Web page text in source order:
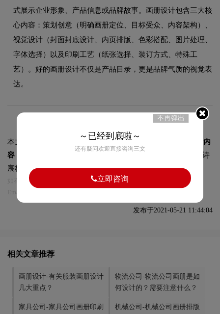
式展示企业形象、产品信息或品牌故事。画册设计包含三大核
心内容：策划创意（明确画册定位、目标受众、内容架构）、
视觉设计（封面封底设计、内页排版、色彩搭配、图片处理、
字体选择）以及印刷工艺（纸张选择、装订方式、特殊工
艺）。好的画册设计不仅是产品目录，更是品牌气质的视觉表
达。
本文标题和链接
画册设计-企业画册是如何设计的？包含那些内
容？:
转载时请注明出处为诗
宸标志设计及本链接!
如有内容侵犯您的合法权益，请及时与我们联系
发布于2021-05-21 11:44:04
相关文章推荐
画册设计-有关服装画册设计
几大重点？
物流公司-物流公司画册是如
何设计的？需要注意什么？
家具公司-家具公司画册印刷
机械公司-机械公司画册排版
不再弹出
～已经到底啦～
还有疑问欢迎直接咨询三文
立即咨询